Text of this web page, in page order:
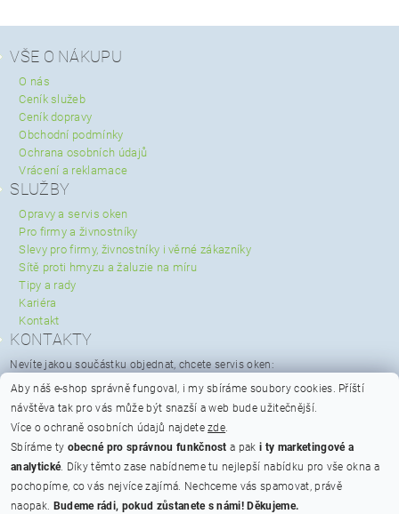
VŠE O NÁKUPU
O nás
Ceník služeb
Ceník dopravy
Obchodní podmínky
Ochrana osobních údajů
Vrácení a reklamace
SLUŽBY
Opravy a servis oken
Pro firmy a živnostníky
Slevy pro firmy, živnostníky i věrné zákazníky
Sítě proti hmyzu a žaluzie na míru
Tipy a rady
Kariéra
Kontakt
KONTAKTY
Nevíte jakou součástku objednat, chcete servis oken:
servis@spravaoken.cz
+420 723 079 731
info@spravaoken.cz
+420 608 511 355
Hodnocení obchodu
Aby náš e-shop správně fungoval, i my sbíráme soubory cookies. Příští
návštěva tak pro vás může být snazší a web bude užitečnější.
Více o ochraně osobních údajů najdete zde.
Sbíráme ty obecné pro správnou funkčnost a paki ty marketingové a
analytické. Díky těmto zase nabídneme tu nejlepší nabídku pro vše okna a
pochopíme, co vás nejvíce zajímá. Nechceme vás spamovat, právě
naopak. Budeme rádi, pokud zůstanete s námi! Děkujeme.